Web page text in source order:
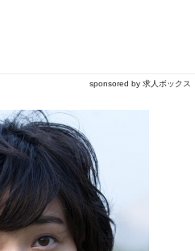
sponsored by 求人ボックス